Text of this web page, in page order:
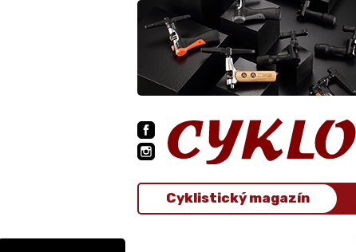
Cyklistický magazín